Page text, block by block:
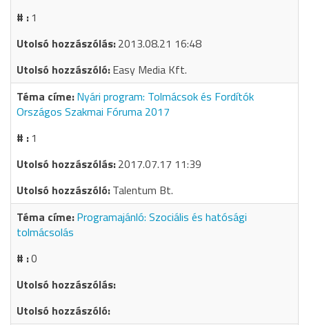
1
2013.08.21 16:48
Easy Media Kft.
Nyári program: Tolmácsok és Fordítók
Országos Szakmai Fóruma 2017
1
2017.07.17 11:39
Talentum Bt.
Programajánló: Szociális és hatósági
tolmácsolás
0